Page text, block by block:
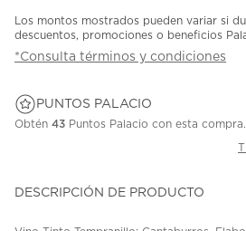
Los montos mostrados pueden variar si
descuentos, promociones o beneficios
*Consulta términos y condiciones
PUNTOS PALACIO
Obtén 43 Puntos Palacio con esta compra.
DESCRIPCIÓN DE PRODUCTO